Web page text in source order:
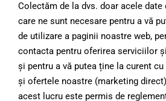
Colectăm de la dvs. doar acele date
care ne sunt necesare pentru a vă
de utilizare a paginii noastre web,
contacta pentru oferirea serviciilor
și pentru a vă putea ține la curent
și ofertele noastre (marketing
acest lucru este permis de